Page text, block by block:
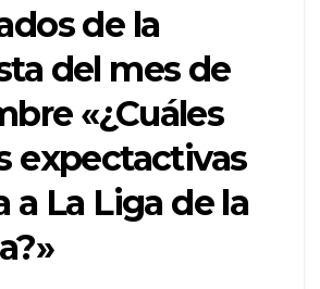
de la
del mes de
«¿Cuáles
expectactivas
a La Liga de la